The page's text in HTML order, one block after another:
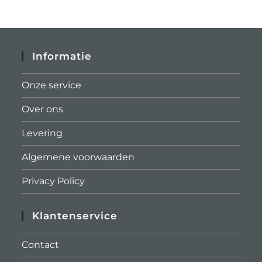
Informatie
Onze service
Over ons
Levering
Algemene voorwaarden
Privacy Policy
Klantenservice
Contact